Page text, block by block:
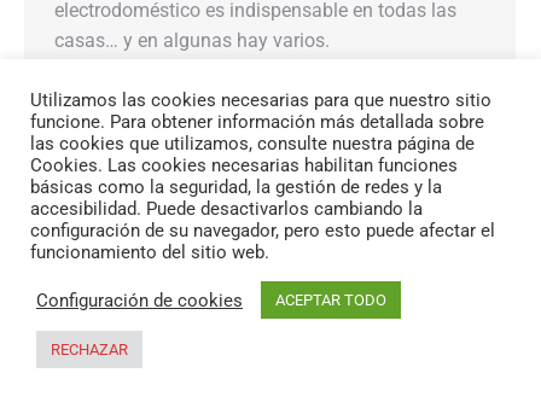
electrodoméstico es indispensable en todas las
casas… y en algunas hay varios.
Copyright Eres Energía 2026
Utilizamos las cookies necesarias para que nuestro sitio
funcione. Para obtener información más detallada sobre
las cookies que utilizamos, consulte nuestra página de
Cookies. Las cookies necesarias habilitan funciones
básicas como la seguridad, la gestión de redes y la
accesibilidad. Puede desactivarlos cambiando la
configuración de su navegador, pero esto puede afectar el
funcionamiento del sitio web.
Configuración de cookies ACEPTAR TODO
RECHAZAR
Optimized by Seraphinite Accelerator
Turns on site high speed to be attractive for people and search engines.